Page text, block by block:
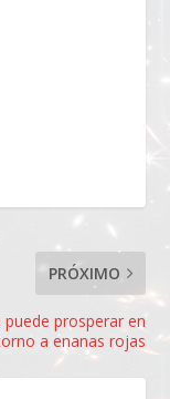
PRÓXIMO
puede prosperar en
a enanas rojas